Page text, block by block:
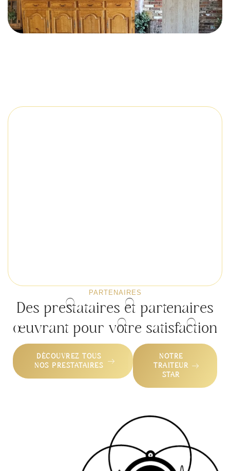
PARTENAIRES
Des prestataires et partenaires
œuvrant pour votre satisfaction
DÉCOUVREZ TOUS
NOS PRESTATAIRES
NOTRE
TRAITEUR
STAR